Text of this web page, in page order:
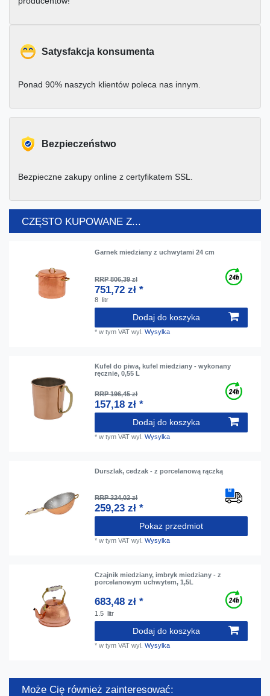
Satysfakcja konsumenta
Ponad 90% naszych klientów poleca nas innym.
Bezpieczeństwo
Bezpieczne zakupy online z certyfikatem SSL.
CZĘSTO KUPOWANE Z...
Garnek miedziany z uchwytami 24 cm
RRP 806,39 zł
751,72 zł *
8 litr
Dodaj do koszyka
*w tym VAT wyl.Wysylka
Kufel do piwa, kufel miedziany - wykonany
ręcznie, 0,55 L
RRP 196,45 zł
157,18 zł *
Dodaj do koszyka
*w tym VAT wyl.Wysylka
Durszlak, cedzak - z porcelanową rączką
RRP 324,02 zł
259,23 zł *
Pokaz przedmiot
*w tym VAT wyl.Wysylka
Czajnik miedziany, imbryk miedziany - z
porcelanowym uchwytem, 1,5L
683,48 zł *
1.5 litr
Dodaj do koszyka
*w tym VAT wyl.Wysylka
Może Cię również zainteresować: